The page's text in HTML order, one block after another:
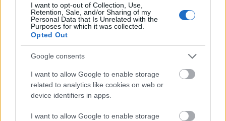
I want to opt-out of Collection, Use,
Retention, Sale, and/or Sharing of my
Personal Data that Is Unrelated with the
Purposes for which it was collected.
Opted Out
Google consents
I want to allow Google to enable storage
related to analytics like cookies on web or
device identifiers in apps.
I want to allow Google to enable storage
spiritus movens
eutanazja